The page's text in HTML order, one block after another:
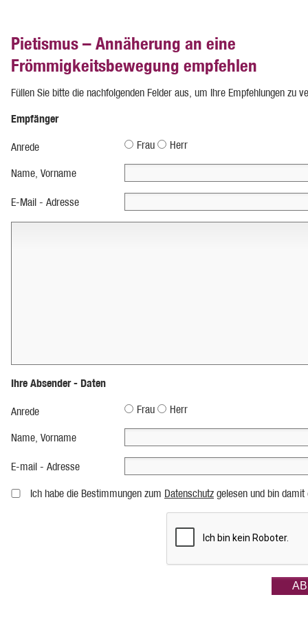
Pietismus – Annäherung an eine
Frömmigkeitsbewegung empfehlen
Füllen Sie bitte die nachfolgenden Felder aus, um Ihre Empfehlungen zu
Empfänger
Anrede Frau Herr
Name, Vorname
E-Mail - Adresse
Ihre Absender - Daten
Anrede Frau Herr
Name, Vorname
E-mail - Adresse
Ich habe die Bestimmungen zum Datenschutz gelesen und bin